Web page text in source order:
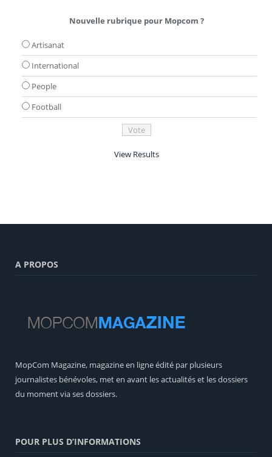
Nouvelle rubrique pour Mopcom ?
Artisanat
International
People
Football
View Results
A PROPOS
MopCom Magazine, magazine en ligne édité par plusieurs
journalistes bénévoles, met en avant les actualités et les dossiers
du moment via ses dossiers.
POUR PLUS D’INFORMATIONS